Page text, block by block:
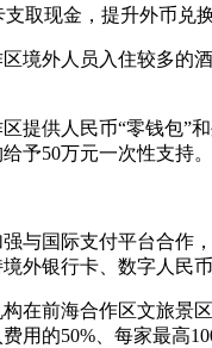
取现金，提升外币兑换
境外人员入住较多
提供人民币“零钱包
予50万元一次性支持。
与国际支付平台合
外银行卡、数字人民币
在前海合作区文旅
用的50%、每家最高